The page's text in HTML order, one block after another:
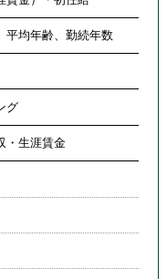
平均年齢、勤続年数
グ
・生涯賃金